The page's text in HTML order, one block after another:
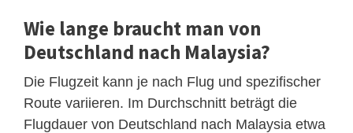
Wie lange braucht man von
Deutschland nach Malaysia?
Die Flugzeit kann je nach Flug und spezifischer
Route variieren. Im Durchschnitt beträgt die
Flugdauer von Deutschland nach Malaysia etwa